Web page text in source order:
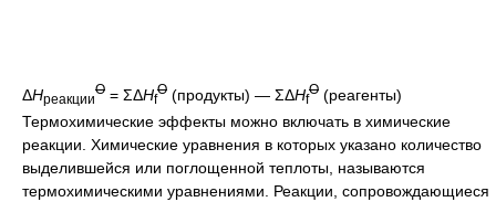
ΔHреакции
O = ΣΔHf
O (продукты) — ΣΔHf
O (реагенты)
Термохимические эффекты можно включать в химические
реакции. Химические уравнения в которых указано количество
выделившейся или поглощенной теплоты, называются
термохимическими уравнениями. Реакции, сопровождающиеcя